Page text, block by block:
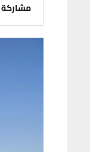
مشاركة